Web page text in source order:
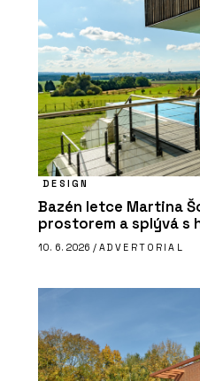
DESIGN
Bazén letce Martina
prostorem a splývá s
10. 6. 2026 / ADVERTORIAL